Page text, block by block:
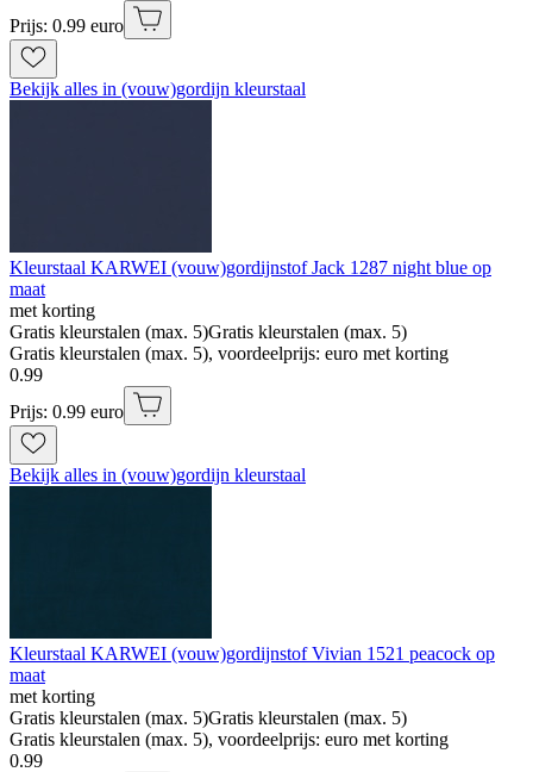
Prijs: 0.99 euro
Bekijk alles in (vouw)gordijn kleurstaal
Kleurstaal KARWEI (vouw)gordijnstof Jack 1287 night blue op
maat
met korting
Gratis kleurstalen (max. 5)Gratis kleurstalen (max. 5)
Gratis kleurstalen (max. 5), voordeelprijs: euro met korting
0.99
Prijs: 0.99 euro
Bekijk alles in (vouw)gordijn kleurstaal
Kleurstaal KARWEI (vouw)gordijnstof Vivian 1521 peacock op
maat
met korting
Gratis kleurstalen (max. 5)Gratis kleurstalen (max. 5)
Gratis kleurstalen (max. 5), voordeelprijs: euro met korting
0.99